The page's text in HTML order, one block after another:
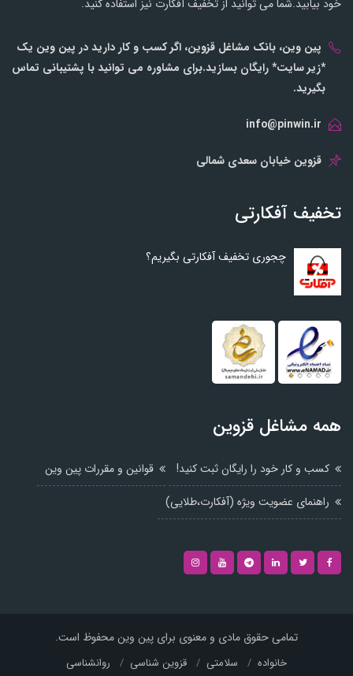
خود بیابید.شما می توانید از تخفیف آفکارت نیز استفاده کنید.
پین وین، بانک مشاغل قزوین، اگر کسب و کار دارید در پین وین یک
*زیر سایت* رایگان بسازید.برای مشاوره می توانید با پشتیبانی تماس
بگیرید.
info@pinwin.ir
قزوین خیابان سعدی شمالی
تخفیف آفکارتی
چجوری تخفیف آفکارتی بگیریم؟
همه مشاغل قزوین
کسب و کار خود را رایگان ثبت کنید!
قوانین و مقررات پین وین
راهنمای عضویت ویژه (آفکارت،طلایی)
تمامی حقوق مادی و معنوی برای پین وین محفوظ است.
خانواده سلامتی قزوین شناسی روانشناسی